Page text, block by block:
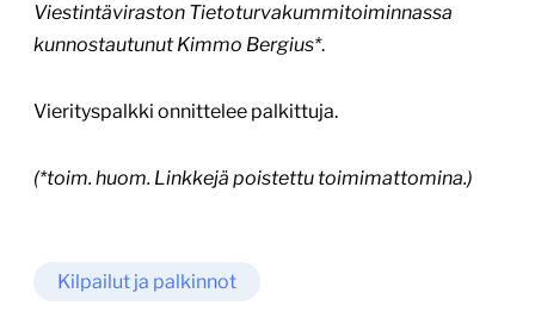
Viestintäviraston Tietoturvakummitoiminnassa
kunnostautunut Kimmo Bergius*.
Vierityspalkki onnittelee palkittuja.
(*toim. huom. Linkkejä poistettu toimimattomina.)
Kilpailut ja palkinnot